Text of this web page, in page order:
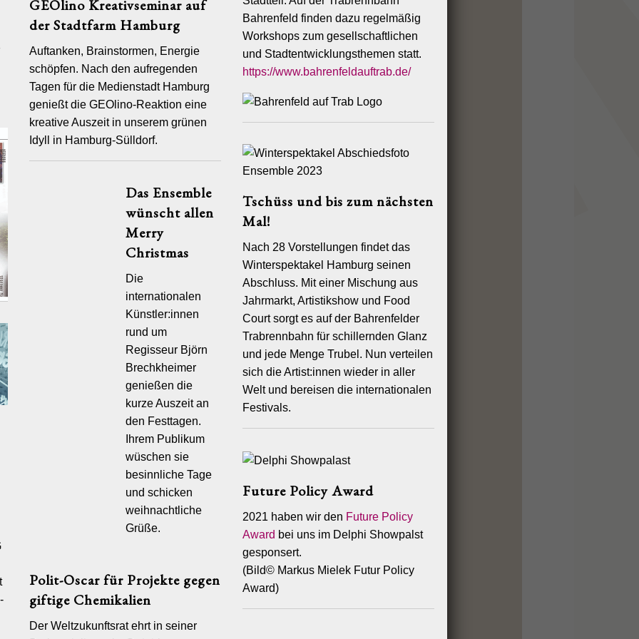
dann nur automatisch die folgenden Protokolldaten:
anonyme Cookie-ID, die keinen Rückschluss auf Ihre IP-Adresse
von Ihnen genutzte Betriebssystem, den von Ihnen genutzten
und die von Ihnen eingestellte Bildschirmauflösung,
Datum und die Uhrzeit Ihres Besuchs,
die Sie bei uns besucht haben und
besuchen.
kleine Dateien mit Konfigurationsinformationen, die auf Ihrem
werden. Erfasst werden dabei Informationen über Ihre
den von Ihnen besuchten Websites (z. B. Surfverhalten,
der Internet-Angebote, geklickte Werbebanner etc.). Die
Browser sind so eingestellt, dass alle Cookies automatisch
der Verwendung von Cookies mit der Einstellung Ihres Browsers
indem Sie Ihren Browser so einstellen, dass dieser keine oder
Cookies akzeptiert, oder Sie benachrichtigt werden, sobald
werden. Dies kann zur Folge haben, dass Sie nicht
unserer Websites vollständig nutzen können.
darauf hin, dass, falls die Verwendung von Cookies durch
nicht erlaubt ist, bei Löschung der Cookies, Verwendung eines
oder einem Gerätewechsel, eine erneute Zustimmung zu
durch Sie erfolgen muss.
findet keine Weitergabe an sonstige Dritte statt.
gegenüber folgende Rechte hinsichtlich der Sie betreffenden
Daten:
auf Auskunft,
auf Einschränkung der Verarbeitung,
auf Widerspruch gegen die Verarbeitung,
auf Datenübertragbarkeit.
GEOlino Kreativseminar auf
der Stadtfarm Hamburg
Auftanken, Brainstormen, Energie
schöpfen. Nach den aufregenden
Tagen für die Medienstadt Hamburg
genießt die GEOlino-Reaktion eine
kreative Auszeit in unserem grünen
Idyll in Hamburg-Sülldorf.
Das Ensemble
wünscht allen
Merry
Christmas
Die
internationalen
Künstler:innen
rund um
Regisseur Björn
Brechkheimer
genießen die
kurze Auszeit an
den Festtagen.
Ihrem Publikum
wüschen sie
besinnliche Tage
und schicken
weihnachtliche
Grüße.
Polit-Oscar für Projekte gegen
giftige Chemikalien
Der Weltzukunftsrat ehrt in seiner
Bahrenfeld finden dazu regelmäßig
Workshops zum gesellschaftlichen
und Stadtentwicklungsthemen statt.
https://www.bahrenfeldauftrab.de/
Tschüss und bis zum nächsten
Mal!
Nach 28 Vorstellungen findet das
Winterspektakel Hamburg seinen
Abschluss. Mit einer Mischung aus
Jahrmarkt, Artistikshow und Food
Court sorgt es auf der Bahrenfelder
Trabrennbahn für schillernden Glanz
und jede Menge Trubel. Nun verteilen
sich die Artist:innen wieder in aller
Welt und bereisen die internationalen
Festivals.
Future Policy Award
2021 haben wir den Future Policy
Award bei uns im Delphi Showpalst
gesponsert.
(Bild© Markus Mielek Futur Policy
Award)